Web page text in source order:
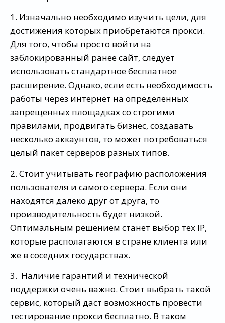
1. Изначально необходимо изучить цели, для
достижения которых приобретаются прокси.
Для того, чтобы просто войти на
заблокированный ранее сайт, следует
использовать стандартное бесплатное
расширение. Однако, если есть необходимость
работы через интернет на определенных
запрещенных площадках со строгими
правилами, продвигать бизнес, создавать
несколько аккаунтов, то может потребоваться
целый пакет серверов разных типов.
2. Стоит учитывать географию расположения
пользователя и самого сервера. Если они
находятся далеко друг от друга, то
производительность будет низкой.
Оптимальным решением станет выбор тех IP,
которые располагаются в стране клиента или
же в соседних государствах.
3. Наличие гарантий и технической
поддержки очень важно. Стоит выбрать такой
сервис, который даст возможность провести
тестирование прокси бесплатно. В таком